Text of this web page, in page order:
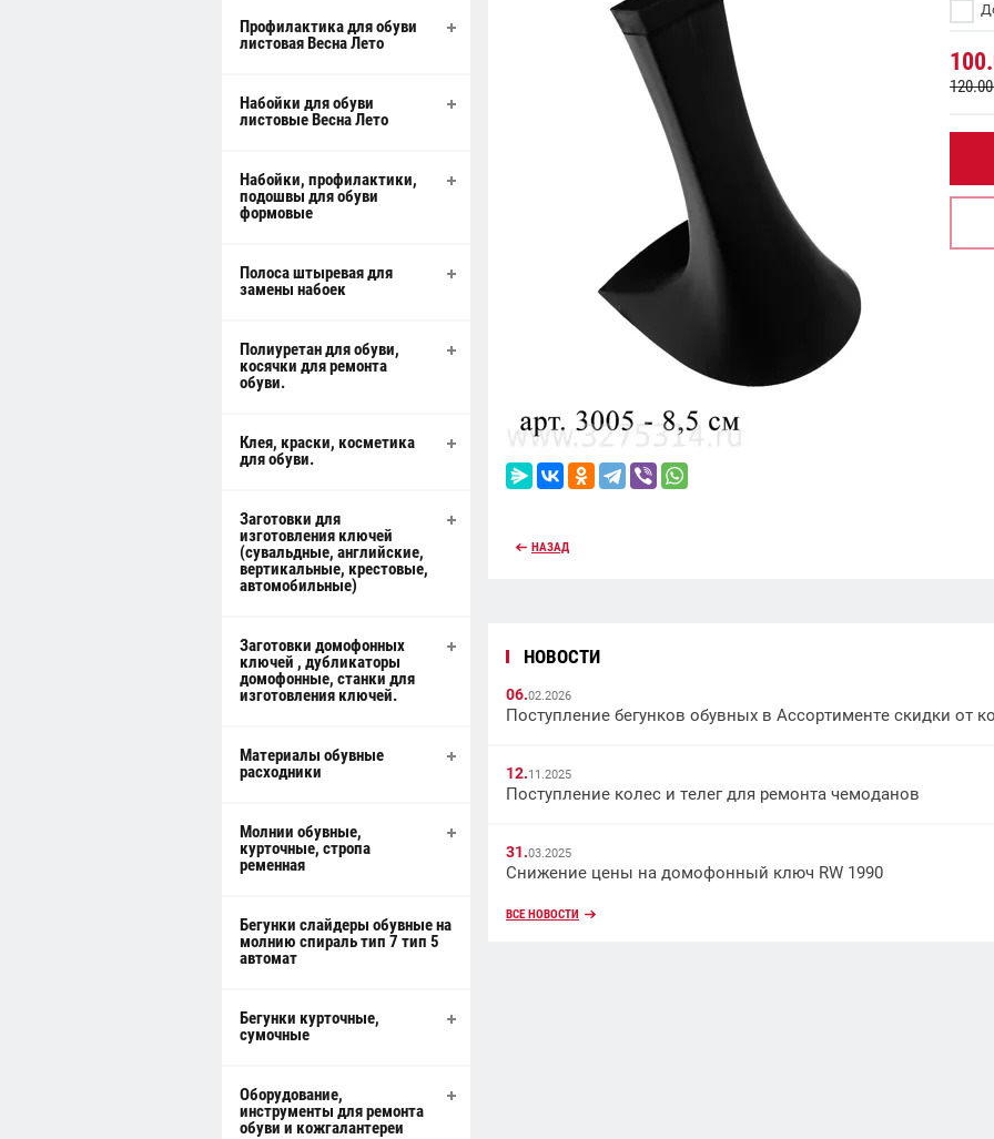
Профилактика для обуви
листовая Весна Лето
Набойки для обуви
листовые Весна Лето
Набойки, профилактики,
подошвы для обуви
формовые
Полоса штыревая для
замены набоек
Полиуретан для обуви,
косячки для ремонта
обуви.
Клея, краски, косметика
для обуви.
Заготовки для
изготовления ключей
(сувальдные, английские,
вертикальные, крестовые,
автомобильные)
Заготовки домофонных
ключей , дубликаторы
домофонные, станки для
изготовления ключей.
Материалы обувные
расходники
Молнии обувные,
курточные, стропа
ременная
Бегунки слайдеры обувные на
молнию спираль тип 7 тип 5
автомат
Бегунки курточные,
сумочные
Оборудование,
инструменты для ремонта
обуви и кожгалантереи
120.00
НАЗАД
НОВОСТИ
06.02.2026
Поступление бегунков обувных в Ассортименте скидки от
12.11.2025
Поступление колес и телег для ремонта чемоданов
31.03.2025
Снижение цены на домофонный ключ RW 1990
ВСЕ НОВОСТИ